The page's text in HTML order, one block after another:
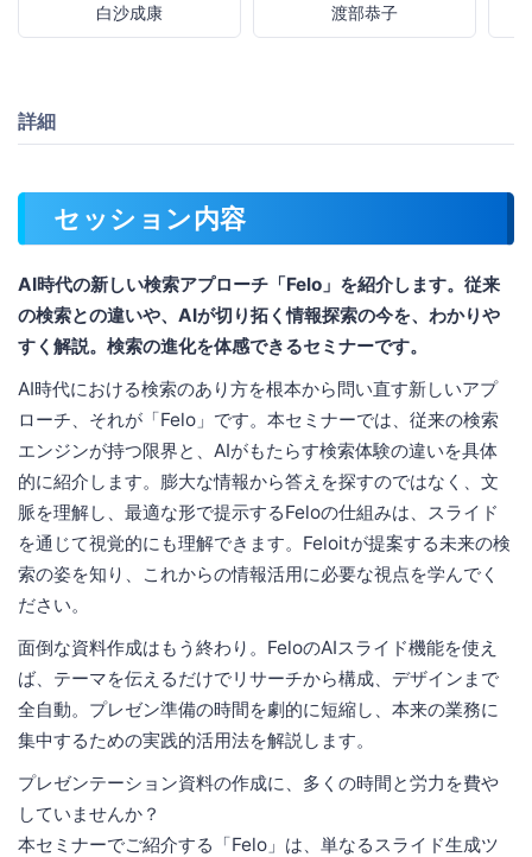
白沙成康 渡部恭子
詳細
セッション内容
AI時代の新しい検索アプローチ「Felo」を紹介します。従来
の検索との違いや、AIが切り拓く情報探索の今を、わかりや
すく解説。検索の進化を体感できるセミナーです。
AI時代における検索のあり方を根本から問い直す新しいアプ
ローチ、それが「Felo」です。本セミナーでは、従来の検索
エンジンが持つ限界と、AIがもたらす検索体験の違いを具体
的に紹介します。膨大な情報から答えを探すのではなく、文
脈を理解し、最適な形で提示するFeloの仕組みは、スライド
を通じて視覚的にも理解できます。Feloitが提案する未来の検
索の姿を知り、これからの情報活用に必要な視点を学んでく
ださい。
面倒な資料作成はもう終わり。FeloのAIスライド機能を使え
ば、テーマを伝えるだけでリサーチから構成、デザインまで
全自動。プレゼン準備の時間を劇的に短縮し、本来の業務に
集中するための実践的活用法を解説します。
プレゼンテーション資料の作成に、多くの時間と労力を費や
していませんか？
本セミナーでご紹介する「Felo」は、単なるスライド生成ツ